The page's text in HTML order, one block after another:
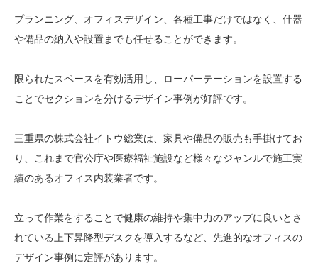
プランニング、オフィスデザイン、各種工事だけではなく、什器
や備品の納入や設置までも任せることができます。
限られたスペースを有効活用し、ローパーテーションを設置する
ことでセクションを分けるデザイン事例が好評です。
三重県の株式会社イトウ総業は、家具や備品の販売も手掛けてお
り、これまで官公庁や医療福祉施設など様々なジャンルで施工実
績のあるオフィス内装業者です。
立って作業をすることで健康の維持や集中力のアップに良いとさ
れている上下昇降型デスクを導入するなど、先進的なオフィスの
デザイン事例に定評があります。